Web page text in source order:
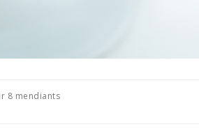
8 mendiants